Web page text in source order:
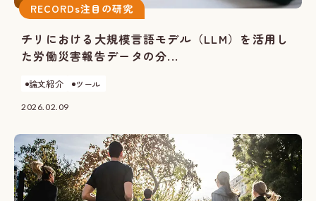
RECORDs注目の研究
チリにおける大規模言語モデル（LLM）を活用し
た労働災害報告データの分...
論文紹介 ツール
2026.02.09